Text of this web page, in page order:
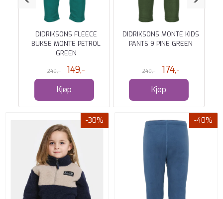
DIDRIKSONS FLEECE
BUKSE MONTE PETROL
GREEN
249,- 149,-
Kjøp
DIDRIKSONS MONTE KIDS
PANTS 9 PINE GREEN
249,- 174,-
Kjøp
-30% -40%